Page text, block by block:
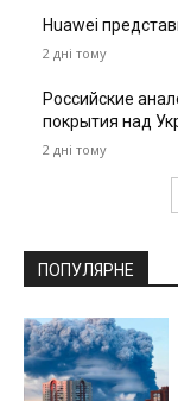
Huawei
2 дні тому
Российские
покрытия над
2 дні тому
ПОПУЛЯРНЕ